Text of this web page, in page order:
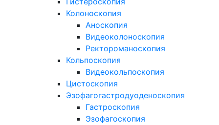
Колоноскопия
Аноскопия
Видеоколоноскопия
Ректороманоскопия
Кольпоскопия
Видеокольпоскопия
Цистоскопия
Эзофагогастродуоденоскопия
Гастроскопия
Эзофагоскопия